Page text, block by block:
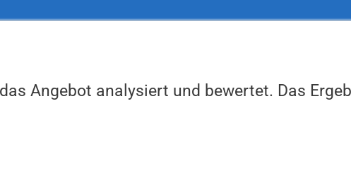
Angebot analysiert und bewertet. Das